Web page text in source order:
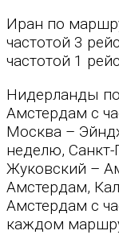
Иран по
частотой 3
частотой 1
Нидерланды
Амстердам с
Москва –
неделю,
Жуковский –
Амстердам,
Амстердам с
каждом